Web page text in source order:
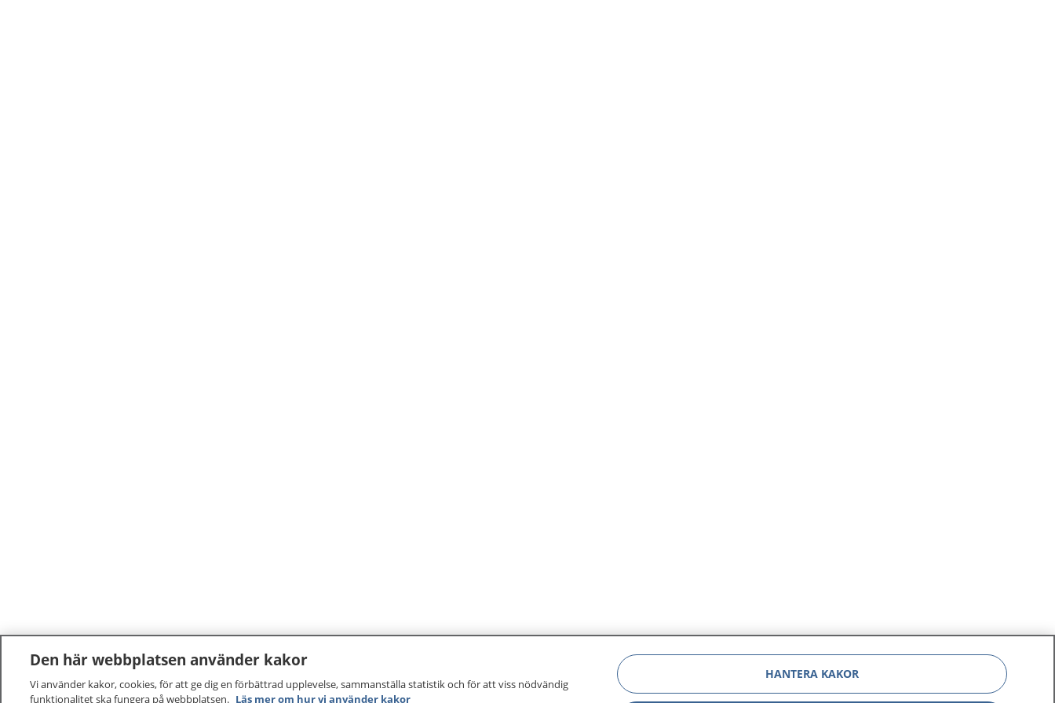
Den här webbplatsen använder kakor
Vi använder kakor, cookies, för att ge dig en förbättrad upplevelse, sammanställa statistik och för att viss nödvändig
funktionalitet ska fungera på webbplatsen. Läs mer om hur vi använder kakor
HANTERA KAKOR